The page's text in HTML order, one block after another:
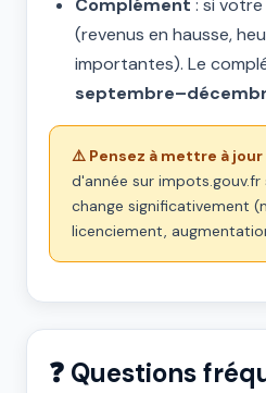
Complément : si
(revenus en hausse,
importantes). Le
⚠️ Pensez à mettre à
d'année sur
change significativement
licenciement,
❓ Questions